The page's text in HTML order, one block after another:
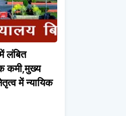
लंबित
कमी,मुख्य
में न्यायिक